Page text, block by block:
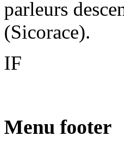
parleurs
(Sicorace).
IF
Menu footer